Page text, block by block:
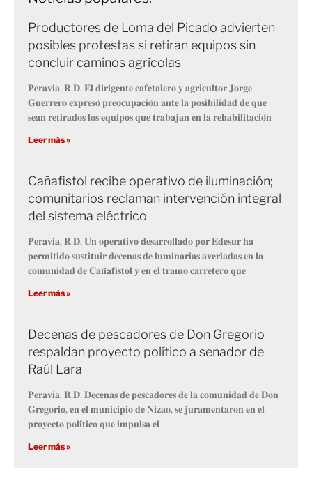
Productores de Loma del Picado advierten
posibles protestas si retiran equipos sin
concluir caminos agrícolas
𝐏𝐞𝐫𝐚𝐯𝐢𝐚, 𝐑.𝐃. 𝐄𝐥 𝐝𝐢𝐫𝐢𝐠𝐞𝐧𝐭𝐞 𝐜𝐚𝐟𝐞𝐭𝐚𝐥𝐞𝐫𝐨 𝐲 𝐚𝐠𝐫𝐢𝐜𝐮𝐥𝐭𝐨𝐫 𝐉𝐨𝐫𝐠𝐞
𝐆𝐮𝐞𝐫𝐫𝐞𝐫𝐨 𝐞𝐱𝐩𝐫𝐞𝐬𝐨́ 𝐩𝐫𝐞𝐨𝐜𝐮𝐩𝐚𝐜𝐢𝐨́𝐧 𝐚𝐧𝐭𝐞 𝐥𝐚 𝐩𝐨𝐬𝐢𝐛𝐢𝐥𝐢𝐝𝐚𝐝 𝐝𝐞 𝐪𝐮𝐞
𝐬𝐞𝐚𝐧 𝐫𝐞𝐭𝐢𝐫𝐚𝐝𝐨𝐬 𝐥𝐨𝐬 𝐞𝐪𝐮𝐢𝐩𝐨𝐬 𝐪𝐮𝐞 𝐭𝐫𝐚𝐛𝐚𝐣𝐚𝐧 𝐞𝐧 𝐥𝐚 𝐫𝐞𝐡𝐚𝐛𝐢𝐥𝐢𝐭𝐚𝐜𝐢𝐨́𝐧
Leer más »
Cañafistol recibe operativo de iluminación;
comunitarios reclaman intervención integral
del sistema eléctrico
𝐏𝐞𝐫𝐚𝐯𝐢𝐚, 𝐑.𝐃. 𝐔𝐧 𝐨𝐩𝐞𝐫𝐚𝐭𝐢𝐯𝐨 𝐝𝐞𝐬𝐚𝐫𝐫𝐨𝐥𝐥𝐚𝐝𝐨 𝐩𝐨𝐫 𝐄𝐝𝐞𝐬𝐮𝐫 𝐡𝐚
𝐩𝐞𝐫𝐦𝐢𝐭𝐢𝐝𝐨 𝐬𝐮𝐬𝐭𝐢𝐭𝐮𝐢𝐫 𝐝𝐞𝐜𝐞𝐧𝐚𝐬 𝐝𝐞 𝐥𝐮𝐦𝐢𝐧𝐚𝐫𝐢𝐚𝐬 𝐚𝐯𝐞𝐫𝐢𝐚𝐝𝐚𝐬 𝐞𝐧 𝐥𝐚
𝐜𝐨𝐦𝐮𝐧𝐢𝐝𝐚𝐝 𝐝𝐞 𝐂𝐚𝐧̃𝐚𝐟𝐢𝐬𝐭𝐨𝐥 𝐲 𝐞𝐧 𝐞𝐥 𝐭𝐫𝐚𝐦𝐨 𝐜𝐚𝐫𝐫𝐞𝐭𝐞𝐫𝐨 𝐪𝐮𝐞
Leer más »
Decenas de pescadores de Don Gregorio
respaldan proyecto político a senador de
Raúl Lara
𝐏𝐞𝐫𝐚𝐯𝐢𝐚, 𝐑.𝐃. 𝐃𝐞𝐜𝐞𝐧𝐚𝐬 𝐝𝐞 𝐩𝐞𝐬𝐜𝐚𝐝𝐨𝐫𝐞𝐬 𝐝𝐞 𝐥𝐚 𝐜𝐨𝐦𝐮𝐧𝐢𝐝𝐚𝐝 𝐝𝐞 𝐃𝐨𝐧
𝐆𝐫𝐞𝐠𝐨𝐫𝐢𝐨, 𝐞𝐧 𝐞𝐥 𝐦𝐮𝐧𝐢𝐜𝐢𝐩𝐢𝐨 𝐝𝐞 𝐍𝐢𝐳𝐚𝐨, 𝐬𝐞 𝐣𝐮𝐫𝐚𝐦𝐞𝐧𝐭𝐚𝐫𝐨𝐧 𝐞𝐧 𝐞𝐥
𝐩𝐫𝐨𝐲𝐞𝐜𝐭𝐨 𝐩𝐨𝐥𝐢́𝐭𝐢𝐜𝐨 𝐪𝐮𝐞 𝐢𝐦𝐩𝐮𝐥𝐬𝐚 𝐞𝐥
Leer más »